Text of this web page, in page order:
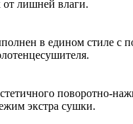
от лишней влаги.
в едином стиле с
поворотно-
экстра сушки.